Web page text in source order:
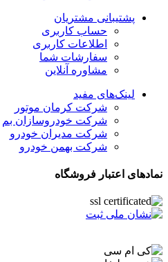
پشتیبانی مشتریان
حساب کاربری
اطلاعات کاربری
سفارشات شما
مشاوره آنلاین
لینک‌های مفید
شرکت کرمان موتور
شرکت خودروسازان بم
شرکت مدیران خودرو
شرکت بهمن خودرو
نمادهای اعتبار فروشگاه